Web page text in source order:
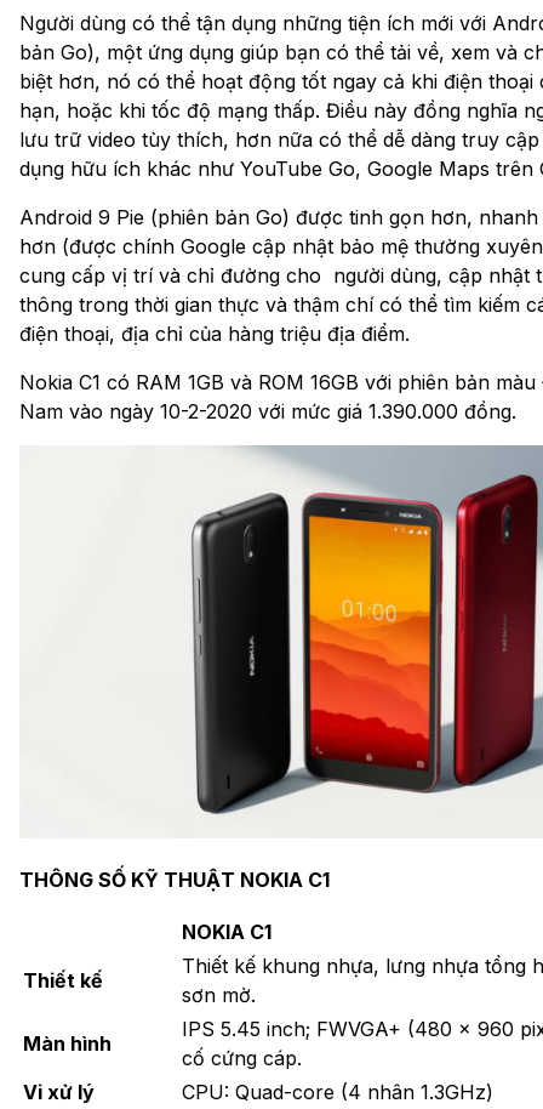
Người dùng có thể tận dụng những tiện ích mới với
bản Go), một ứng dụng giúp bạn có thể tải về, xem và
biệt hơn, nó có thể hoạt động tốt ngay cả khi điện thoại
hạn, hoặc khi tốc độ mạng thấp. Điều này đồng nghĩa
lưu trữ video tùy thích, hơn nữa có thể dễ dàng truy
dụng hữu ích khác như YouTube Go, Google Maps trên
Android 9 Pie (phiên bản Go) được tinh gọn hơn,
hơn (được chính Google cập nhật bảo mệ thường
cung cấp vị trí và chỉ đường cho người dùng, cập nhật
thông trong thời gian thực và thậm chí có thể tìm kiếm
điện thoại, địa chỉ của hàng triệu địa điểm.
Nokia C1 có RAM 1GB và ROM 16GB với phiên bản
Nam vào ngày 10-2-2020 với mức giá 1.390.000 đồng.
THÔNG SỐ KỸ THUẬT NOKIA C1
NOKIA C1
Thiết kế
Thiết kế khung nhựa, lưng nhựa tổng
sơn mờ.
Màn hình
IPS 5.45 inch; FWVGA+ (480 x 960
cố cứng cáp.
Vi xử lý
CPU: Quad-core (4 nhân 1.3GHz)